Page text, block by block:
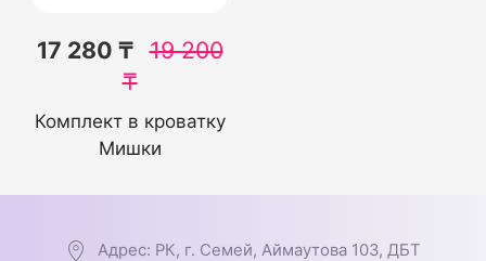
17 280 ₸ 19 200
₸
Комплект в кроватку
Мишки
Адрес: РК, г. Семей, Аймаутова 103, ДБТ